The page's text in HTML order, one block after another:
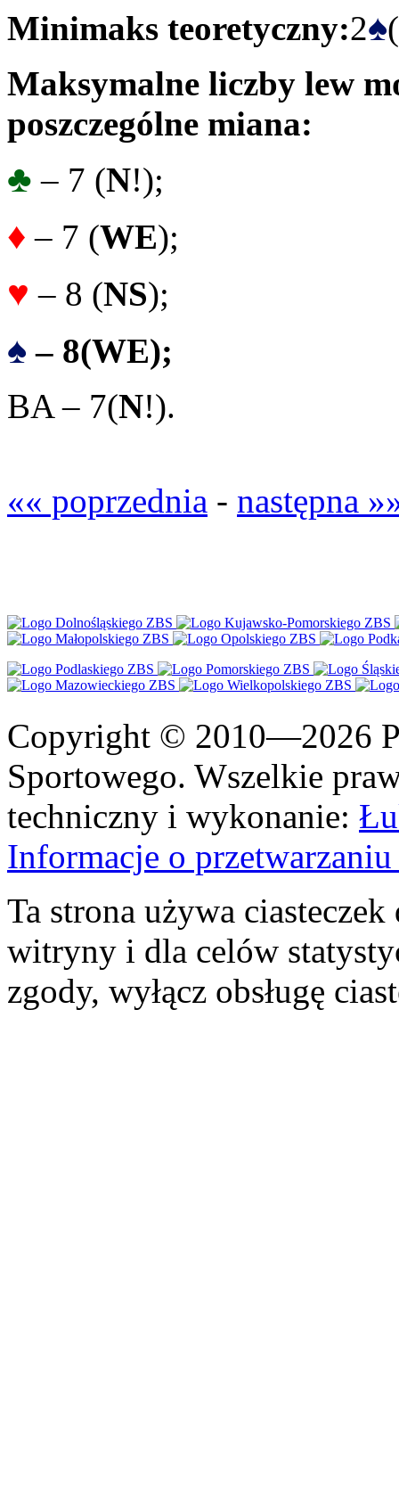
Minimaks teoretyczny:2♠(
Maksymalne liczby lew
poszczególne miana:
♣ – 7 (N!);
♦ – 7 (WE);
♥ – 8 (NS);
♠ – 8(WE);
BA – 7(N!).
«« poprzednia - następna
Copyright © 2010—2026
Sportowego. Wszelkie
techniczny i wykonanie:
Informacje o
Ta strona używa
witryny i dla celów
zgody, wyłącz obsługę